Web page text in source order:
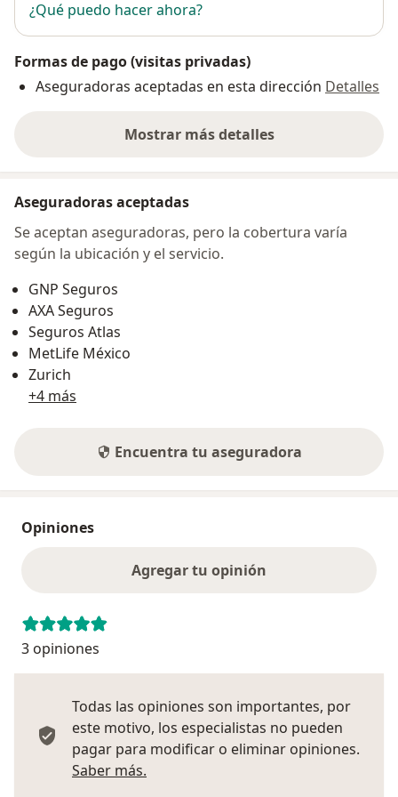
¿Qué puedo hacer ahora?
Formas de pago (visitas privadas)
Aseguradoras aceptadas en esta dirección Detalles
Mostrar más detalles
sobre la dirección
Aseguradoras aceptadas
Se aceptan aseguradoras, pero la cobertura varía
según la ubicación y el servicio.
GNP Seguros
AXA Seguros
Seguros Atlas
MetLife México
Zurich
+4 más
Encuentra tu aseguradora
Opiniones
Agregar tu opinión
3 opiniones
Todas las opiniones son importantes, por
este motivo, los especialistas no pueden
pagar para modificar o eliminar opiniones.
Saber más.